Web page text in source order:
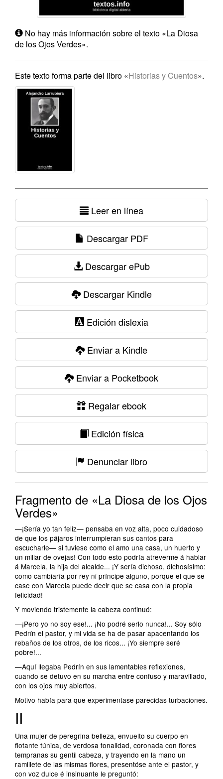
No hay más información sobre el texto «La Diosa
de los Ojos Verdes».
Este texto forma parte del libro «Historias y Cuentos».
Leer en línea
Descargar PDF
Descargar ePub
Descargar Kindle
Edición dislexia
Enviar a Kindle
Enviar a Pocketbook
Regalar ebook
Edición física
Denunciar libro
Fragmento de «La Diosa de los Ojos
Verdes»
—¡Sería yo tan feliz— pensaba en voz alta, poco cuidadoso
de que los pájaros interrumpieran sus cantos para
escucharle— si tuviese como el amo una casa, un huerto y
un millar de ovejas! Con todo esto podría atreverme á hablar
á Marcela, la hija del alcalde... ¡Y sería dichoso, dichosísimo:
como cambiaría por rey ni príncipe alguno, porque el que se
case con Marcela puede decir que se casa con la propia
felicidad!
Y moviendo tristemente la cabeza continuó:
—¡Pero yo no soy ese!... ¡No podré serlo nunca!... Soy sólo
Pedrín el pastor, y mi vida se ha de pasar apacentando los
rebaños de los otros, de los ricos... ¡Yo siempre seré
pobre!...
—Aquí llegaba Pedrín en sus lamentables reflexiones,
cuando se detuvo en su marcha entre confuso y maravillado,
con los ojos muy abiertos.
Motivo había para que experimentase parecidas turbaciones.
II
Una mujer de peregrina belleza, envuelto su cuerpo en
flotante túnica, de verdosa tonalidad, coronada con flores
tempranas su gentil cabeza, y trayendo en la mano un
ramillete de las mismas flores, presentóse ante el pastor, y
con voz dulce é insinuante le preguntó: